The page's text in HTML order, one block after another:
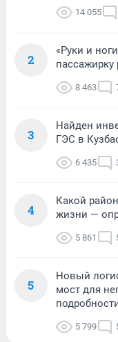
14 055
2
«Руки и
пассажирку
8 463
3
Найден
ГЭС в
6 435
4
Какой
жизни —
5 861
5
Новый
мост для
5 799